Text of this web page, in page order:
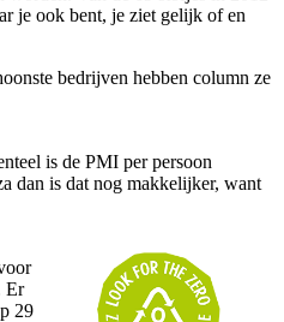
je ook bent, je ziet gelijk of en
bedrijven hebben column ze
is de PMI per persoon
dan is dat nog makkelijker, want
Er
29